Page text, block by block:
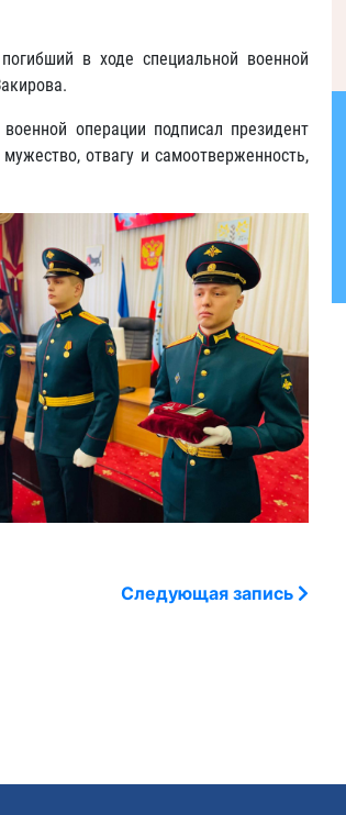
в ходе специальной военной
операции подписал президент
отвагу и самоотверженность,
Следующая запись